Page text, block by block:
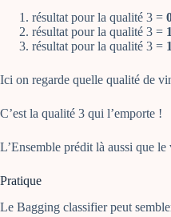
résultat pour la qualité 3 =
résultat pour la qualité 3 = 1
résultat pour la qualité 3 = 1
Ici on regarde quelle qualité de
C’est la qualité 3 qui l’emporte !
L’Ensemble prédit là aussi que
Pratique
Le Bagging classifier peut